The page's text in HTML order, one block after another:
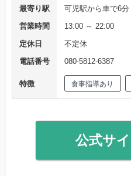
最寄り駅
可児駅から車で6分
営業時間
13:00 ～ 22:00
定休日
不定休
電話番号
080-5812-6387
特徴 食事指導あり
公式サ